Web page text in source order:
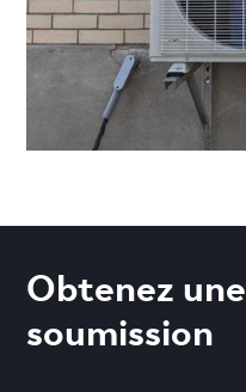
Obtenez une
soumission